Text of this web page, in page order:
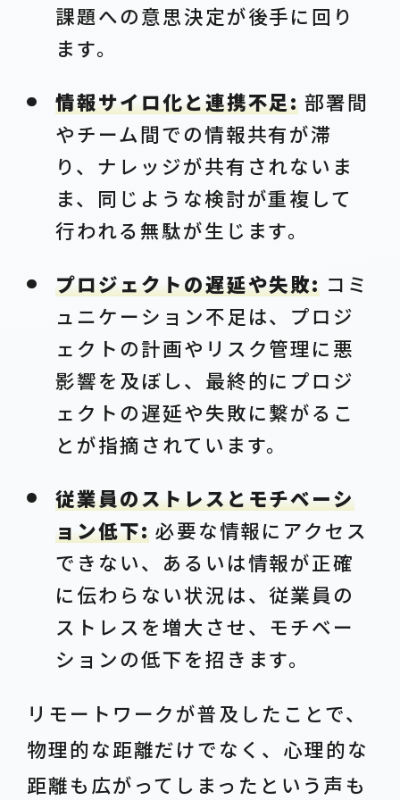
課題への意思決定が後手に回り
ます。
情報サイロ化と連携不足: 部署間
やチーム間での情報共有が滞
り、ナレッジが共有されないま
ま、同じような検討が重複して
行われる無駄が生じます。
プロジェクトの遅延や失敗: コミ
ュニケーション不足は、プロジ
ェクトの計画やリスク管理に悪
影響を及ぼし、最終的にプロジ
ェクトの遅延や失敗に繋がるこ
とが指摘されています。
従業員のストレスとモチベーシ
ョン低下:必要な情報にアクセス
できない、あるいは情報が正確
に伝わらない状況は、従業員の
ストレスを増大させ、モチベー
ションの低下を招きます。
リモートワークが普及したことで、
物理的な距離だけでなく、心理的な
距離も広がってしまったという声も